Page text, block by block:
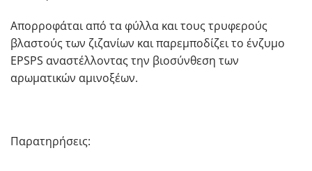
Απορροφάται από τα φύλλα και τους τρυφερούς
βλαστούς των ζιζανίων και παρεμποδίζει το ένζυμο
EPSPS αναστέλλοντας την βιοσύνθεση των
αρωματικών αμινοξέων.
Παρατηρήσεις: